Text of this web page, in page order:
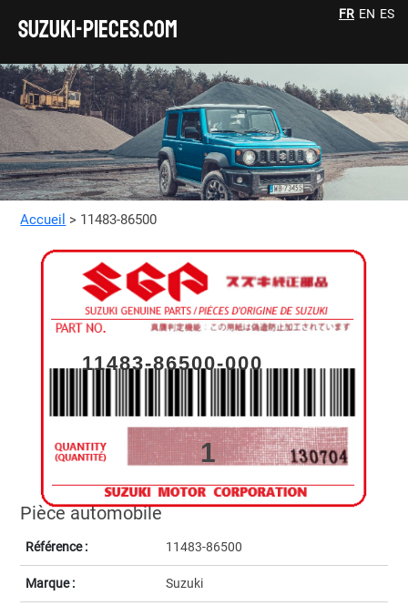
SUZUKI-pieces.com
FR EN ES
Accueil > 11483-86500
Pièce automobile
Référence : 11483-86500
Marque : Suzuki
11483-86500-000
1